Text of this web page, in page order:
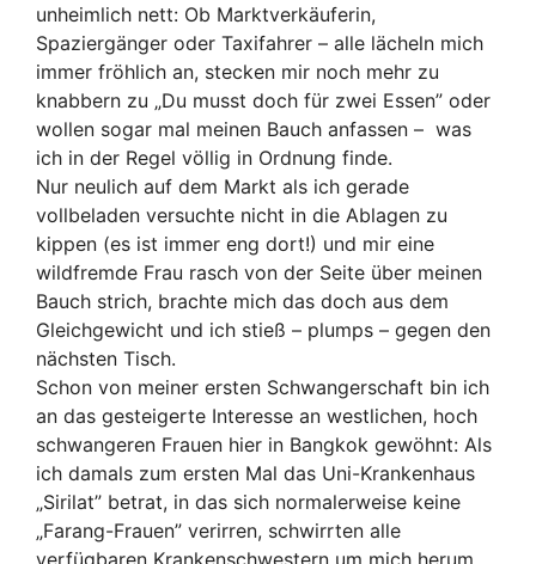
unheimlich nett: Ob Marktverkäuferin,
Spaziergänger oder Taxifahrer – alle lächeln mich
immer fröhlich an, stecken mir noch mehr zu
knabbern zu „Du musst doch für zwei Essen” oder
wollen sogar mal meinen Bauch anfassen – was
ich in der Regel völlig in Ordnung finde.
Nur neulich auf dem Markt als ich gerade
vollbeladen versuchte nicht in die Ablagen zu
kippen (es ist immer eng dort!) und mir eine
wildfremde Frau rasch von der Seite über meinen
Bauch strich, brachte mich das doch aus dem
Gleichgewicht und ich stieß – plumps – gegen den
nächsten Tisch.
Schon von meiner ersten Schwangerschaft bin ich
an das gesteigerte Interesse an westlichen, hoch
schwangeren Frauen hier in Bangkok gewöhnt: Als
ich damals zum ersten Mal das Uni-Krankenhaus
„Sirilat” betrat, in das sich normalerweise keine
„Farang-Frauen” verirren, schwirrten alle
verfügbaren Krankenschwestern um mich herum